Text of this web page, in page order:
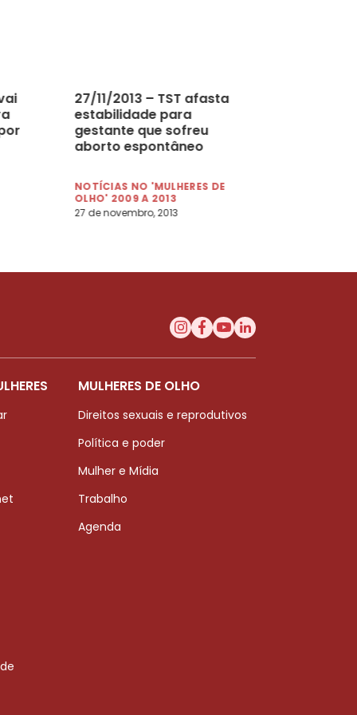
27/11/2013 – TST afasta
estabilidade para
gestante que sofreu
aborto espontâneo
NOTÍCIAS NO 'MULHERES DE
OLHO' 2009 A 2013
27 de novembro, 2013
MULHERES DE OLHO
Direitos sexuais e reprodutivos
Política e poder
Mulher e Mídia
Trabalho
Agenda